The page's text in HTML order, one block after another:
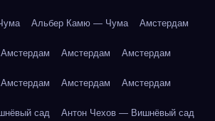
Альбер Камю — Чума Амстердам
Амстердам Амстердам Амстердам
Амстердам Амстердам Амстердам
сад Антон Чехов — Вишнёвый сад